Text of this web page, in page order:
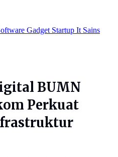
Gadget Startup It Sains
BUMN
Perkuat